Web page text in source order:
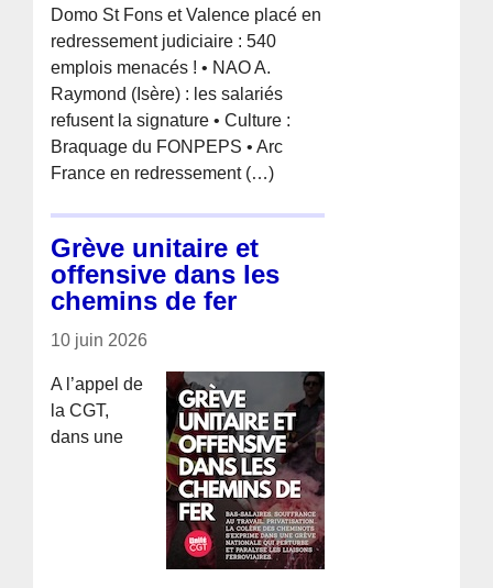
Domo St Fons et Valence placé en
redressement judiciaire : 540
emplois menacés ! • NAO A.
Raymond (Isère) : les salariés
refusent la signature • Culture :
Braquage du FONPEPS • Arc
France en redressement (…)
Grève unitaire et
offensive dans les
chemins de fer
10 juin 2026
A l’appel de
la CGT,
dans une